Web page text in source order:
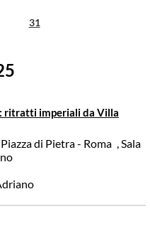
31
ritratti imperiali da Villa
di Pietra - Roma , Sala